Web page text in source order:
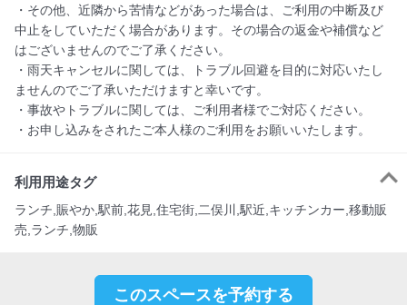
・その他、近隣から苦情などがあった場合は、ご利用の中断及び
中止をしていただく場合があります。その場合の返金や補償など
はございませんのでご了承ください。
・雨天キャンセルに関しては、トラブル回避を目的に対応いたし
ませんのでご了承いただけますと幸いです。
・事故やトラブルに関しては、ご利用者様でご対応ください。
・お申し込みをされたご本人様のご利用をお願いいたします。
利用用途タグ
ランチ,賑やか,駅前,花見,住宅街,二俣川,駅近,キッチンカー,移動販
売,ランチ,物販
このスペースを予約する